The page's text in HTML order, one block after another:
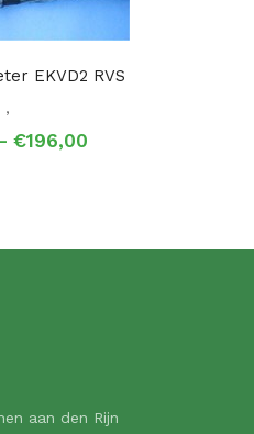
EKVD2 RVS
,
- €196,00
aan den Rijn